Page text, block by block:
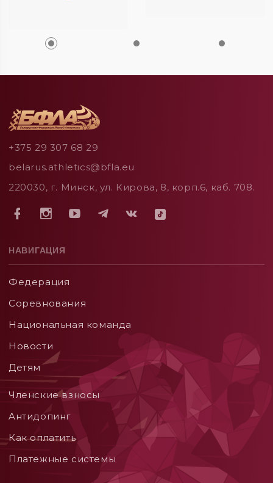
+375 29 307 68 29
belarus.athletics@bfla.eu
220030, г. Минск, ул. Кирова, 8, корп.6, каб. 708.
НАВИГАЦИЯ
Федерация
Соревнования
Национальная команда
Новости
Детям
Членские взносы
Aнтидопинг
Как оплатить
Платежные системы